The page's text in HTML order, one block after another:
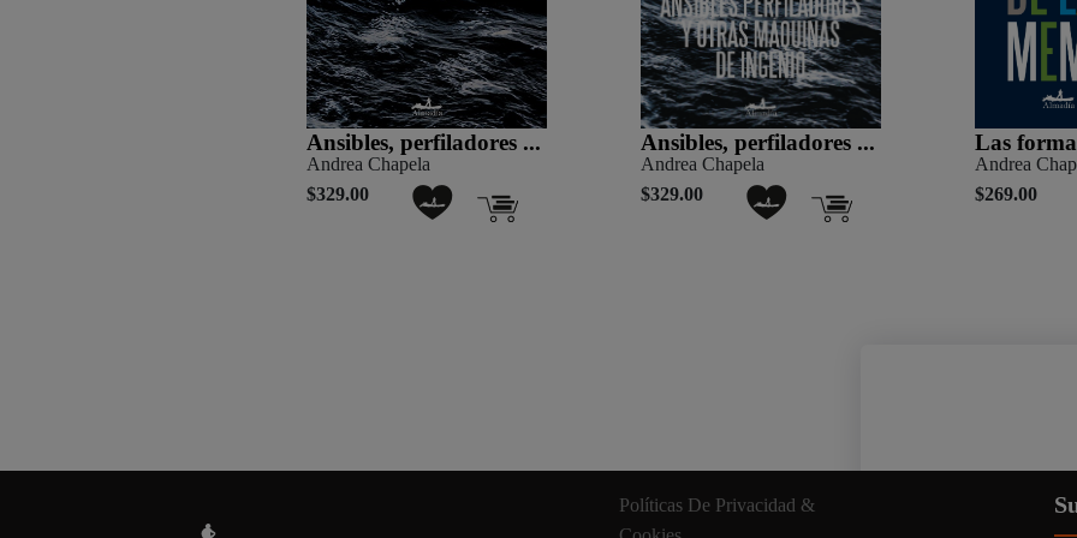
Ansibles, perfiladores ...
Andrea Chapela
$329.00
Ansibles, perfiladores ...
Andrea Chapela
$329.00
Las
Andrea
$269.00
información relevante.
Políticas De Privacidad &